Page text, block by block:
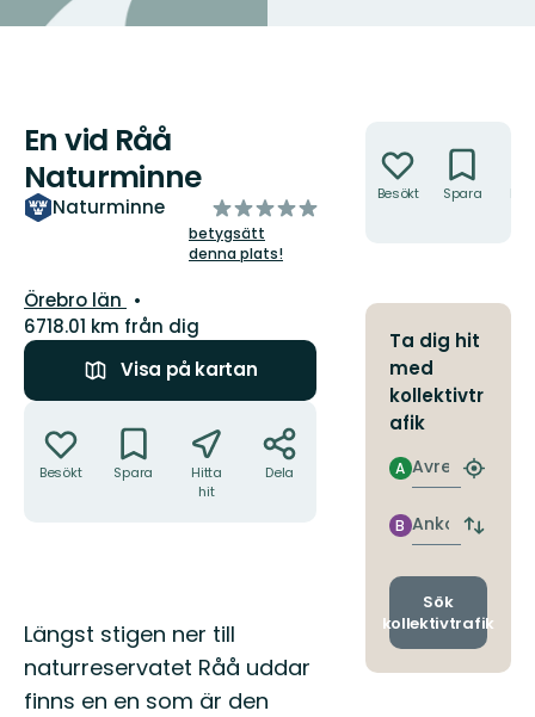
En vid Råå
Naturminne
Naturminne
av
5
stjärnor
betygsätt
denna plats!
Län:
Örebro län
6718.01 km från dig
Visa på kartan
Besökt Spara
Hitta
hit
Dela
Beskrivning
Längst stigen ner till
naturreservatet Råå uddar
finns en en som är den
Besökt Spara
Ta dig hit
med
kollektivtr
afik
Avresa
A
Hitta
Ankomst
B
Byt
och
Sök
kollektivtrafik